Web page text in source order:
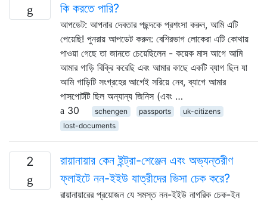
কি করতে পারি?
আপডেট: আপনার দেবতার পছন্দকে প্রশংসা করুন, আমি এটি
পেয়েছি! পুনরায় আপডেট করুন: বেশিরভাগ লোকেরা এটি কোথায়
পাওয়া গেছে তা জানতে চেয়েছিলেন - কয়েক মাস আগে আমি
আমার গাড়ি বিক্রি করেছি এবং আমার কাছে একটি ব্যাগ ছিল যা
আমি গাড়িটি সংগ্রহের আগেই সরিয়ে নেব, ব্যাগে আমার
পাসপোর্টটি ছিল অন্যান্য জিনিস (এবং …
30
schengen passports
uk-citizens
lost-documents
2
রায়ানায়ার কেন ইন্ট্রা-শেঞ্জেন এবং অভ্যন্তরীণ
ফ্লাইটে নন-ইইউ যাত্রীদের ভিসা চেক করে?
রায়ানায়ারের প্রয়োজন যে সমস্ত নন-ইইউ নাগরিক চেক-ইন